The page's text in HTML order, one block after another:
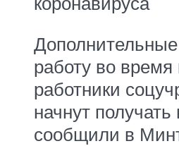
работу во
работники
начнут
сообщили в